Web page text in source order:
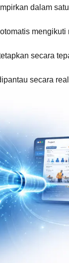
dalam
mengikuti
secara
secara